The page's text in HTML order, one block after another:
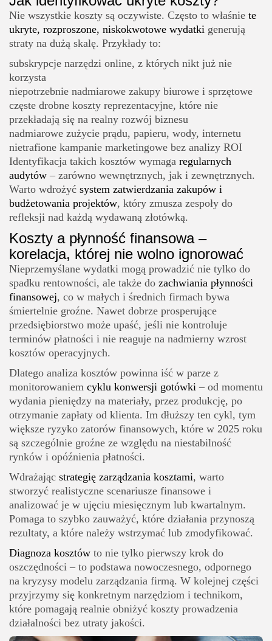
Nie wszystkie koszty są oczywiste. Często to właśnie te
ukryte, rozproszone, niskokwotowe wydatki generują
straty na dużą skalę. Przykłady to:
subskrypcje narzędzi online, z których nikt już nie
korzysta
niepotrzebnie nadmiarowe zakupy biurowe i sprzętowe
częste drobne koszty reprezentacyjne, które nie
przekładają się na realny rozwój biznesu
nadmiarowe zużycie prądu, papieru, wody, internetu
nietrafione kampanie marketingowe bez analizy ROI
Identyfikacja takich kosztów wymaga regularnych
audytów – zarówno wewnętrznych, jak i zewnętrznych.
Warto wdrożyć system zatwierdzania zakupów i
budżetowania projektów, który zmusza zespoły do
refleksji nad każdą wydawaną złotówką.
Koszty a płynność finansowa –
korelacja, której nie wolno ignorować
Nieprzemyślane wydatki mogą prowadzić nie tylko do
spadku rentowności, ale także do zachwiania płynności
finansowej, co w małych i średnich firmach bywa
śmiertelnie groźne. Nawet dobrze prosperujące
przedsiębiorstwo może upaść, jeśli nie kontroluje
terminów płatności i nie reaguje na nadmierny wzrost
kosztów operacyjnych.
Dlatego analiza kosztów powinna iść w parze z
monitorowaniem cyklu konwersji gotówki – od momentu
wydania pieniędzy na materiały, przez produkcję, po
otrzymanie zapłaty od klienta. Im dłuższy ten cykl, tym
większe ryzyko zatorów finansowych, które w 2025 roku
są szczególnie groźne ze względu na niestabilność
rynków i opóźnienia płatności.
Wdrażając strategię zarządzania kosztami, warto
stworzyć realistyczne scenariusze finansowe i
analizować je w ujęciu miesięcznym lub kwartalnym.
Pomaga to szybko zauważyć, które działania przynoszą
rezultaty, a które należy wstrzymać lub zmodyfikować.
Diagnoza kosztów to nie tylko pierwszy krok do
oszczędności – to podstawa nowoczesnego, odpornego
na kryzysy modelu zarządzania firmą. W kolejnej części
przyjrzymy się konkretnym narzędziom i technikom,
które pomagają realnie obniżyć koszty prowadzenia
działalności bez utraty jakości.